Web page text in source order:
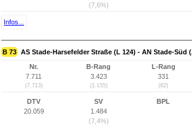
(7,6%)
Infos...
B 73 AS Stade-Harsefelder Straße (L 124) - AN Stade-Süd
Nr.
7.711
(7.713)
B-Rang
3.423
(1.155)
L-Rang
331
(82)
DTV
20.059
SV
1.484
(7,4%)
BPL